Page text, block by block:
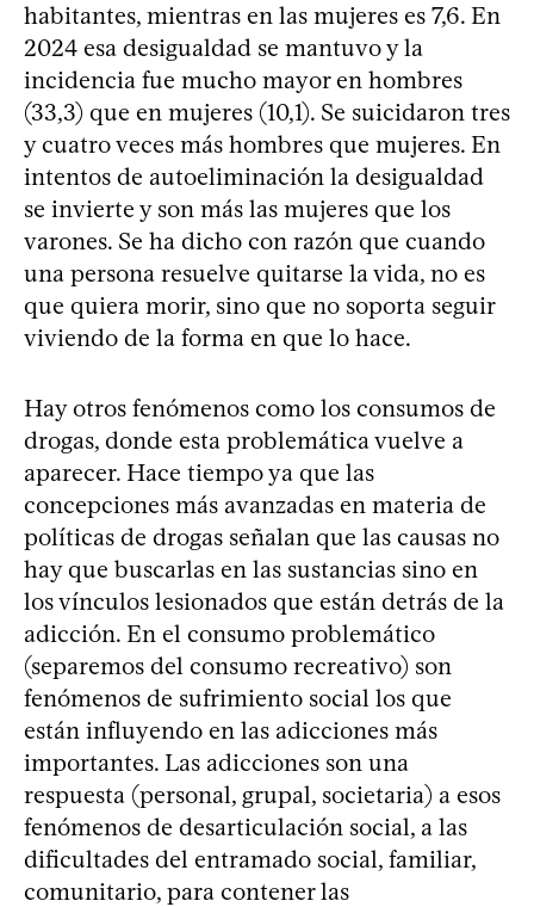
habitantes, mientras en las mujeres es 7,6. En
2024 esa desigualdad se mantuvo y la
incidencia fue mucho mayor en hombres
(33,3) que en mujeres (10,1). Se suicidaron tres
y cuatro veces más hombres que mujeres. En
intentos de autoeliminación la desigualdad
se invierte y son más las mujeres que los
varones. Se ha dicho con razón que cuando
una persona resuelve quitarse la vida, no es
que quiera morir, sino que no soporta seguir
viviendo de la forma en que lo hace.
Hay otros fenómenos como los consumos de
drogas, donde esta problemática vuelve a
aparecer. Hace tiempo ya que las
concepciones más avanzadas en materia de
políticas de drogas señalan que las causas no
hay que buscarlas en las sustancias sino en
los vínculos lesionados que están detrás de la
adicción. En el consumo problemático
(separemos del consumo recreativo) son
fenómenos de sufrimiento social los que
están influyendo en las adicciones más
importantes. Las adicciones son una
respuesta (personal, grupal, societaria) a esos
fenómenos de desarticulación social, a las
dificultades del entramado social, familiar,
comunitario, para contener las